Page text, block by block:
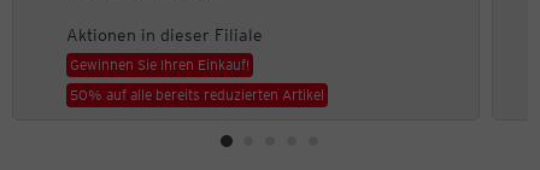
Aktionen in dieser Filiale
Gewinnen Sie Ihren Einkauf!
50% auf alle bereits reduzierten Artikel